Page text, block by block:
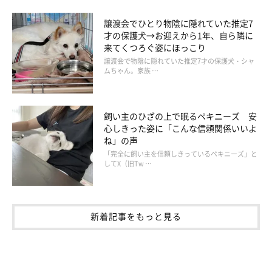
譲渡会でひとり物陰に隠れていた推定7
才の保護犬→お迎えから1年、自ら隣に
来てくつろぐ姿にほっこり
譲渡会で物陰に隠れていた推定7才の保護犬・シャ
ムちゃん。家族 …
飼い主のひざの上で眠るペキニーズ 安
心しきった姿に「こんな信頼関係いいよ
ね」の声
「完全に飼い主を信頼しきっているペキニーズ」と
してX（旧Tw …
新着記事をもっと見る